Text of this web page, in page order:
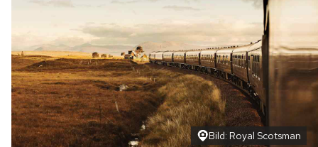
Bild: Royal Scotsman